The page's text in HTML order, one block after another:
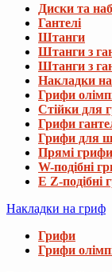
Диски та
Гантелі
Штанги
Штанги з
Штанги з
Накладки
Грифи
Стійки для
Грифи
Грифи для
Прямі
W-подібні
E Z-подібні
Накладки на гриф
Грифи
Грифи